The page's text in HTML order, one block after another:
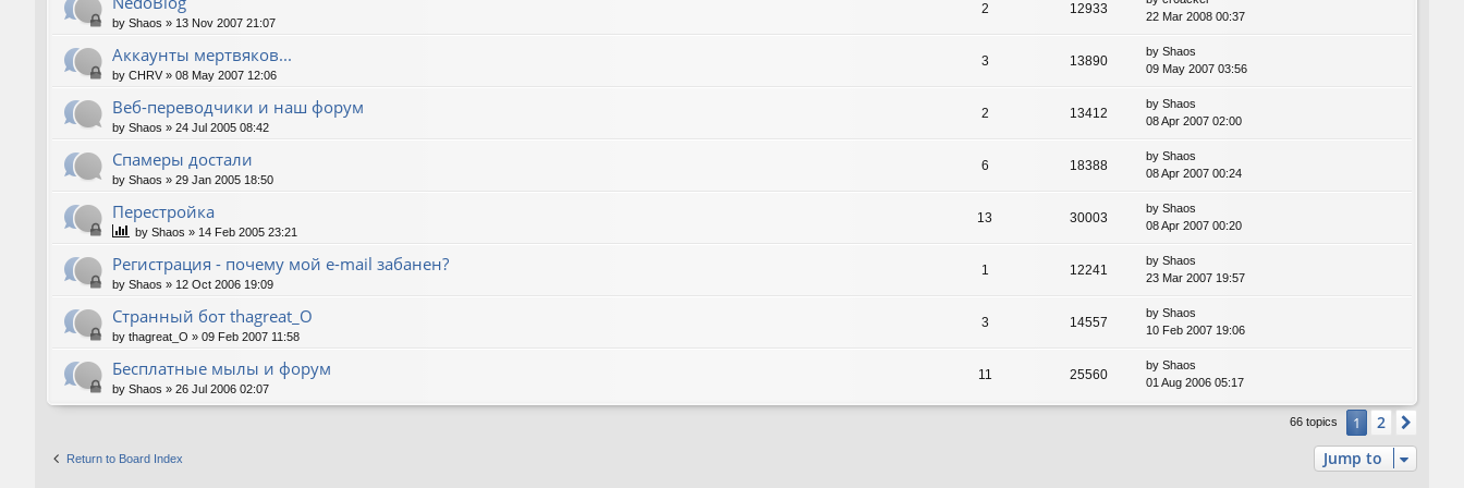
by Shaos » 13 Nov 2007 21:07
2 12933
22 Mar 2008 00:37
Аккаунты мертвяков...
by CHRV » 08 May 2007 12:06
3 13890
by Shaos
09 May 2007 03:56
Веб-переводчики и наш форум
by Shaos » 24 Jul 2005 08:42
2 13412
by Shaos
08 Apr 2007 02:00
Спамеры достали
by Shaos » 29 Jan 2005 18:50
6 18388
by Shaos
08 Apr 2007 00:24
Перестройка
by Shaos » 14 Feb 2005 23:21
13 30003
by Shaos
08 Apr 2007 00:20
Регистрация - почему мой e-mail забанен?
by Shaos » 12 Oct 2006 19:09
1 12241
by Shaos
23 Mar 2007 19:57
Странный бот thagreat_O
by thagreat_O » 09 Feb 2007 11:58
3 14557
by Shaos
10 Feb 2007 19:06
Бесплатные мылы и форум
by Shaos » 26 Jul 2006 02:07
11 25560
by Shaos
01 Aug 2006 05:17
66 topics 1 2
Return to Board Index Jump to